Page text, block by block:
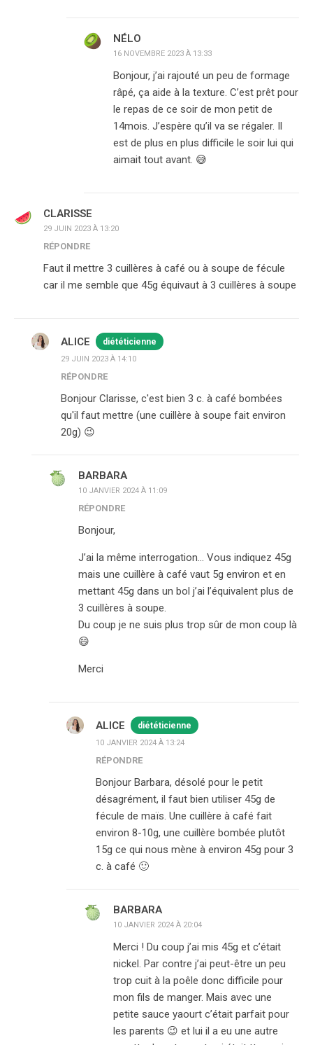
NÉLO
16 NOVEMBRE 2023 À 13:33
Bonjour, j’ai rajouté un peu de formage
râpé, ça aide à la texture. C’est prêt pour
le repas de ce soir de mon petit de
14mois. J’espère qu’il va se régaler. Il
est de plus en plus difficile le soir lui qui
aimait tout avant. 😅
CLARISSE
29 JUIN 2023 À 13:20
RÉPONDRE
Faut il mettre 3 cuillères à café ou à soupe de fécule
car il me semble que 45g équivaut à 3 cuillères à soupe
ALICE diététicienne
29 JUIN 2023 À 14:10
RÉPONDRE
Bonjour Clarisse, c'est bien 3 c. à café bombées
qu'il faut mettre (une cuillère à soupe fait environ
20g) 😉
BARBARA
10 JANVIER 2024 À 11:09
RÉPONDRE
Bonjour,
J’ai la même interrogation… Vous indiquez 45g
mais une cuillère à café vaut 5g environ et en
mettant 45g dans un bol j’ai l’équivalent plus de
3 cuillères à soupe.
Du coup je ne suis plus trop sûr de mon coup là
😄
Merci
ALICE diététicienne
10 JANVIER 2024 À 13:24
RÉPONDRE
Bonjour Barbara, désolé pour le petit
désagrément, il faut bien utiliser 45g de
fécule de maïs. Une cuillère à café fait
environ 8-10g, une cuillère bombée plutôt
15g ce qui nous mène à environ 45g pour 3
c. à café 🙂
BARBARA
10 JANVIER 2024 À 20:04
Merci ! Du coup j’ai mis 45g et c’était
nickel. Par contre j’ai peut-être un peu
trop cuit à la poêle donc difficile pour
mon fils de manger. Mais avec une
petite sauce yaourt c’était parfait pour
les parents 😉 et lui il a eu une autre